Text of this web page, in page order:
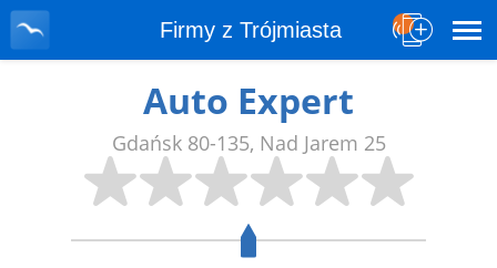
Firmy z Trójmiasta
Auto Expert
Gdańsk 80-135, Nad Jarem 25